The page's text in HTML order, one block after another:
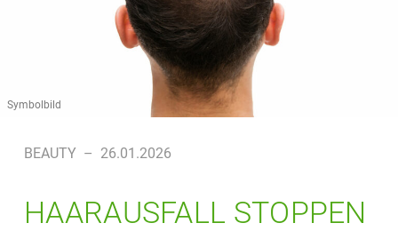
Symbolbild
BEAUTY – 26.01.2026
HAARAUSFALL STOPPEN